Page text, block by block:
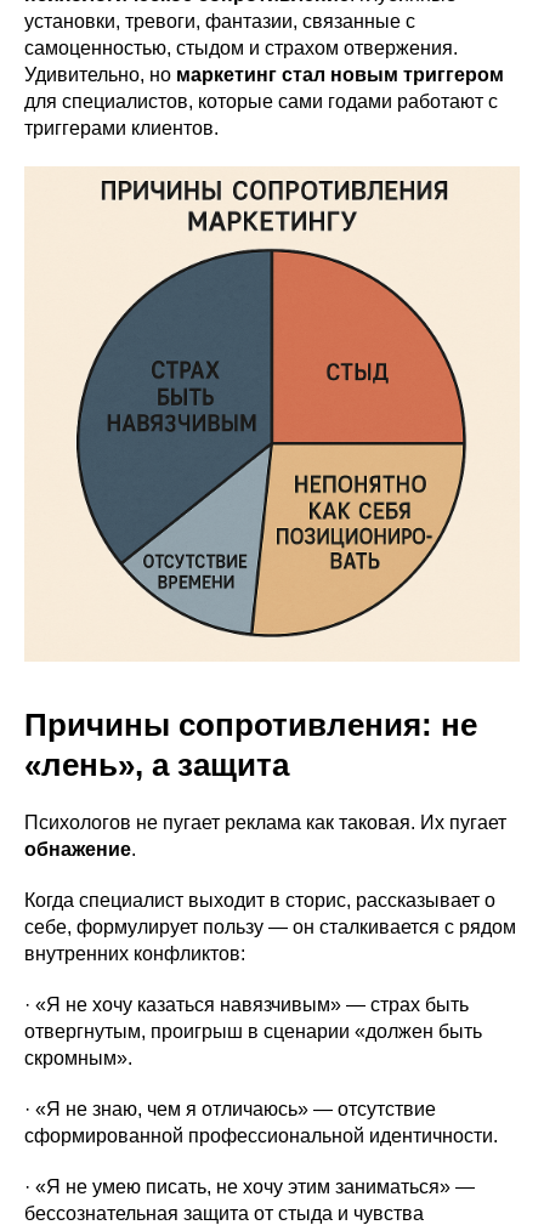
установки, тревоги, фантазии, связанные с
самоценностью, стыдом и страхом отвержения.
Удивительно, но маркетинг стал новым триггером
для специалистов, которые сами годами работают с
триггерами клиентов.
Причины сопротивления: не
«лень», а защита
Психологов не пугает реклама как таковая. Их пугает
обнажение.
Когда специалист выходит в сторис, рассказывает о
себе, формулирует пользу — он сталкивается с рядом
внутренних конфликтов:
· «Я не хочу казаться навязчивым» — страх быть
отвергнутым, проигрыш в сценарии «должен быть
скромным».
· «Я не знаю, чем я отличаюсь» — отсутствие
сформированной профессиональной идентичности.
· «Я не умею писать, не хочу этим заниматься» —
бессознательная защита от стыда и чувства